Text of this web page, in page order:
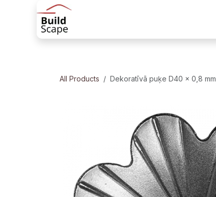
Skip to Content
All Products Dekoratīvā puķe D40 x 0,8 mm